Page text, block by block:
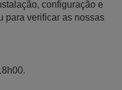
configuração e
para verificar as nossas